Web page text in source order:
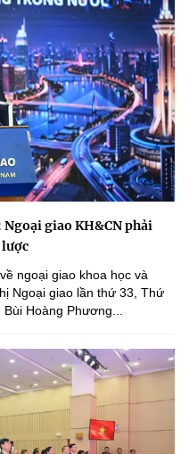
giao KH&CN phải
ngoại giao khoa học và
Ngoại giao lần thứ 33, Thứ
Hoàng Phương...